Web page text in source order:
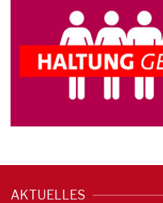
AKTUELLES